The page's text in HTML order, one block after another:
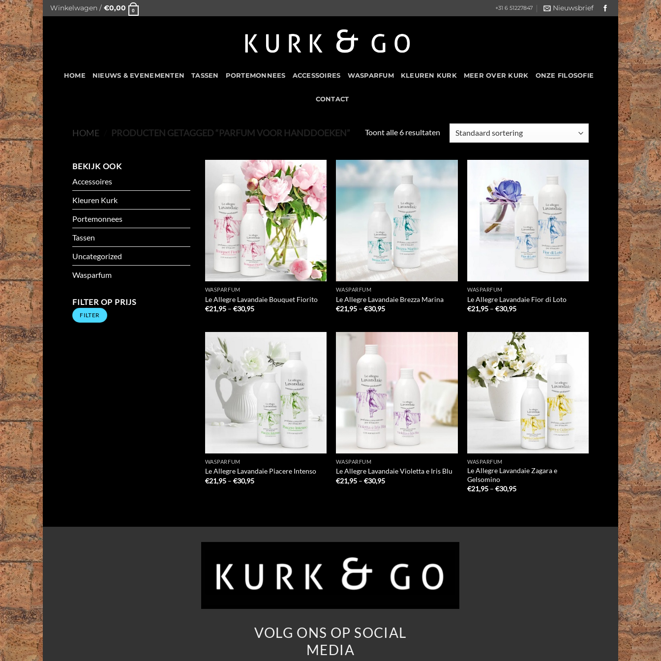
Skip
to
content
Winkelwagen / €0,00 0 +31 6 51227847 Nieuwsbrief
HOME NIEUWS & EVENEMENTEN TASSEN PORTEMONNEES ACCESSOIRES WASPARFUM KLEUREN KURK MEER OVER KURK ONZE FILOSOFIE
CONTACT
HOME PRODUCTEN GETAGGED “PARFUM VOOR HANDDOEKEN” Toont alle 6 resultaten
BEKIJK OOK
Accessoires
Kleuren Kurk
Portemonnees
Tassen
Uncategorized
Wasparfum
FILTER OP PRIJS
Min.
prijs
Max.
prijsFILTER
Add to
Wishlist
WASPARFUM
Le Allegre Lavandaie Bouquet Fiorito
€21,95 – €30,95Prijsklasse:
Add to
WASPARFUM
Le Allegre Lavandaie Brezza Marina
€21,95 – €30,95Prijsklasse:
Wishlist
WASPARFUM
Le Allegre Lavandaie Fior di Loto
€21,95 – €30,95Prijsklasse:
WASPARFUM
Le Allegre Lavandaie Piacere Intenso
€21,95 – €30,95Prijsklasse:
WASPARFUM
Le Allegre Lavandaie Violetta e Iris Blu
€21,95 – €30,95Prijsklasse:
WASPARFUM
Le Allegre Lavandaie Zagara e
Gelsomino
€21,95 – €30,95Prijsklasse:
VOLG ONS OP SOCIAL
MEDIA